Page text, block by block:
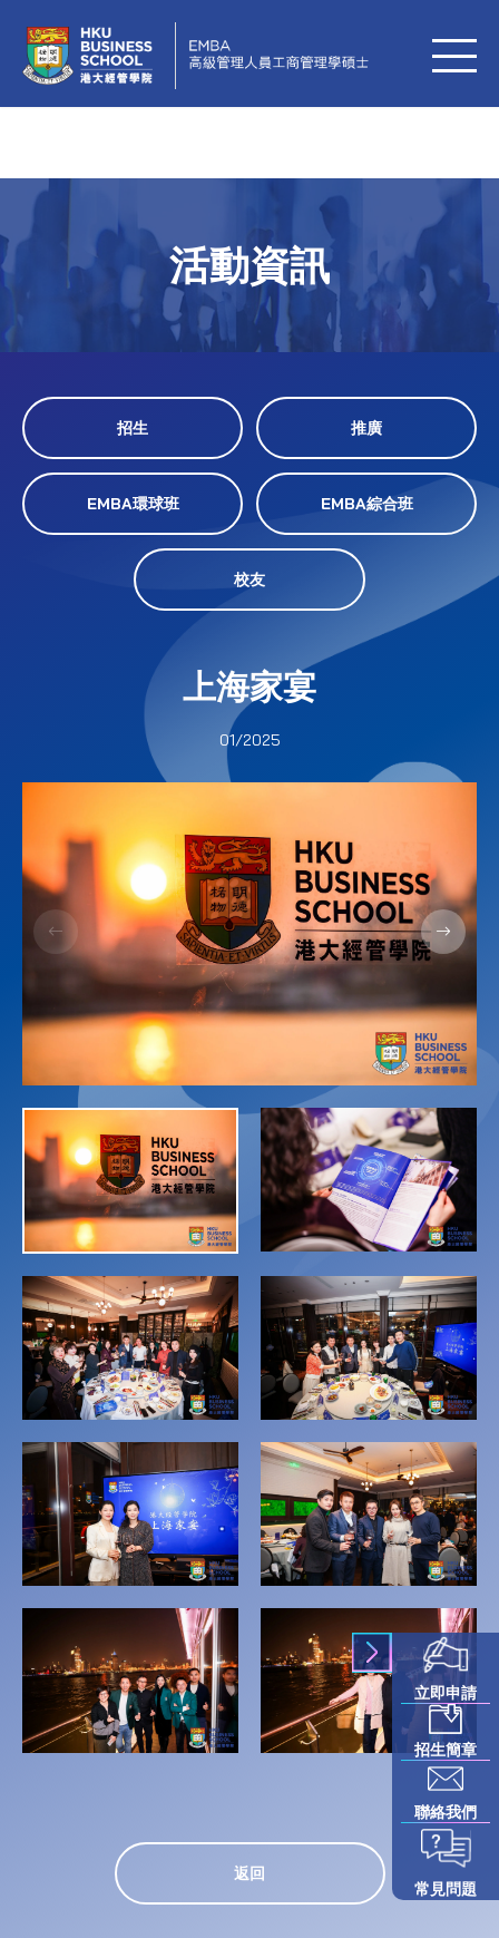
活動資訊
招生 推廣
EMBA環球班 EMBA綜合班
校友
上海家宴
01/2025
返回
立即申請
招生簡章
聯絡我們
常見問題